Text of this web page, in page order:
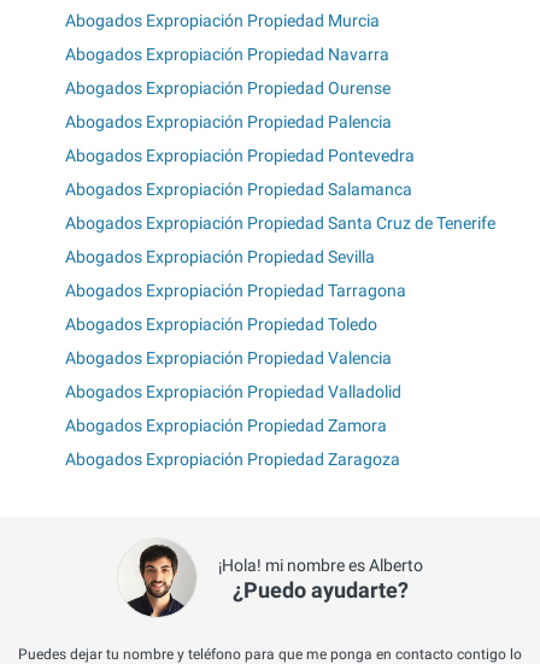
Abogados Expropiación Propiedad Murcia
Abogados Expropiación Propiedad Navarra
Abogados Expropiación Propiedad Ourense
Abogados Expropiación Propiedad Palencia
Abogados Expropiación Propiedad Pontevedra
Abogados Expropiación Propiedad Salamanca
Abogados Expropiación Propiedad Santa Cruz de Tenerife
Abogados Expropiación Propiedad Sevilla
Abogados Expropiación Propiedad Tarragona
Abogados Expropiación Propiedad Toledo
Abogados Expropiación Propiedad Valencia
Abogados Expropiación Propiedad Valladolid
Abogados Expropiación Propiedad Zamora
Abogados Expropiación Propiedad Zaragoza
¡Hola! mi nombre es Alberto
¿Puedo ayudarte?
Puedes dejar tu nombre y teléfono para que me ponga en contacto contigo lo